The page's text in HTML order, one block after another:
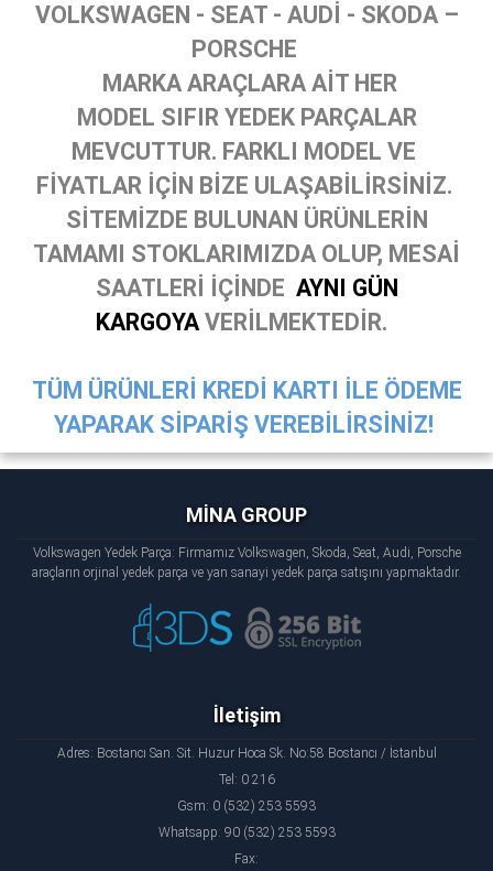
VOLKSWAGEN - SEAT - AUDİ - SKODA –
PORSCHE
MARKA ARAÇLARA AİT HER
MODEL SIFIR YEDEK PARÇALAR
MEVCUTTUR. FARKLI MODEL VE
FİYATLAR İÇİN BİZE ULAŞABİLİRSİNİZ.
SİTEMİZDE BULUNAN ÜRÜNLERİN
TAMAMI STOKLARIMIZDA OLUP, MESAİ
SAATLERİ İÇİNDE AYNI GÜN
KARGOYA VERİLMEKTEDİR.
TÜM ÜRÜNLERİ KREDİ KARTI İLE ÖDEME
YAPARAK SİPARİŞ VEREBİLİRSİNİZ!
MİNA GROUP
Volkswagen Yedek Parça: Firmamız Volkswagen, Skoda, Seat, Audi, Porsche
araçların orjinal yedek parça ve yan sanayi yedek parça satışını yapmaktadır.
İletişim
Adres: Bostancı San. Sit. Huzur Hoca Sk. No:58 Bostancı / İstanbul
Tel: 0 216
Gsm: 0 (532) 253 5593
Whatsapp: 90 (532) 253 5593
Fax: